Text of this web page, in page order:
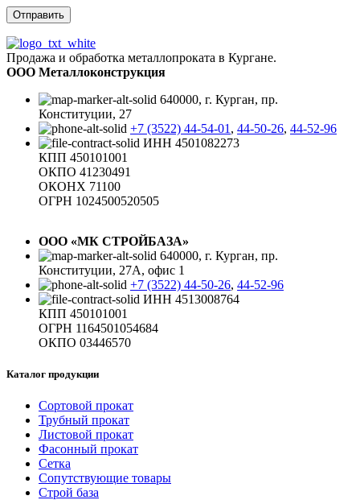
Продажа и обработка металлопроката в Кургане.
ООО Металлоконструкция
640000, г. Курган, пр.
Конституции, 27
+7 (3522) 44-54-01 , 44-50-26, 44-52-96
ИНН 4501082273
КПП 450101001
ОКПО 41230491
ОКОНХ 71100
ОГРН 1024500520505
ООО «МК СТРОЙБАЗА»
640000, г. Курган, пр.
Конституции, 27А, офис 1
+7 (3522) 44-50-26, 44-52-96
ИНН 4513008764
КПП 450101001
ОГРН 1164501054684
ОКПО 03446570
Каталог продукции
Сортовой прокат
Трубный прокат
Листовой прокат
Фасонный прокат
Сетка
Сопутствующие товары
Строй база